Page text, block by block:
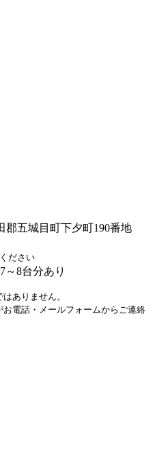
郡五城目町下夕町190番地
ださい
～8台分あり
ありません。
電話・メールフォームからご連絡